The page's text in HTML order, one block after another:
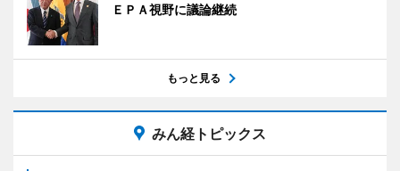
ＥＰＡ視野に議論継続
もっと見る
みん経トピックス